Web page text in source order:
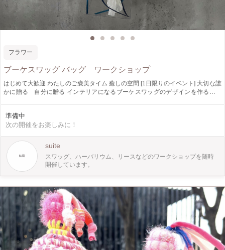
フラワー
ブーケスワッグ バッグ ワークショップ
はじめて大歓迎 わたしのご褒美タイム 癒しの空間 [1日限りのイベント] 大切な誰
かに贈る 自分に贈る インテリアになるブーケスワッグのデザインを作る体験
スワッグを入れて、送る相手の顔を思い浮かべながら シーリングスタンプを押
してください suiteが厳選した秋を感じる植物をご用意します 植物と戯れながら
準備中
次の開催をお楽しみに！
suite
スワッグ、ハーバリウム、リースなどのワークショップを随時
開催しています。